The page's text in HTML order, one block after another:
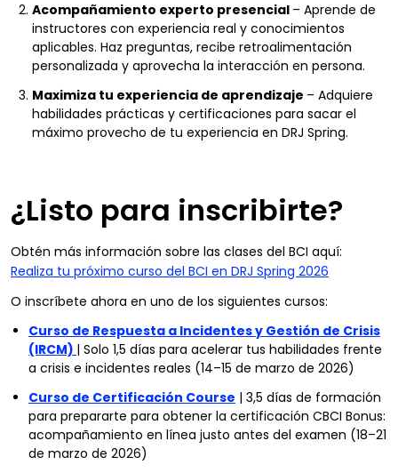
Acompañamiento experto presencial – Aprende de
instructores con experiencia real y conocimientos
aplicables. Haz preguntas, recibe retroalimentación
personalizada y aprovecha la interacción en persona.
Maximiza tu experiencia de aprendizaje – Adquiere
habilidades prácticas y certificaciones para sacar el
máximo provecho de tu experiencia en DRJ Spring.
¿Listo para inscribirte?
Obtén más información sobre las clases del BCI aquí:
Realiza tu próximo curso del BCI en DRJ Spring 2026
O inscríbete ahora en uno de los siguientes cursos:
Curso de Respuesta a Incidentes y Gestión de Crisis
(IRCM) | Solo 1,5 días para acelerar tus habilidades frente
a crisis e incidentes reales (14–15 de marzo de 2026)
Curso de Certificación Course | 3,5 días de formación
para prepararte para obtener la certificación CBCI Bonus:
acompañamiento en línea justo antes del examen (18–21
de marzo de 2026)